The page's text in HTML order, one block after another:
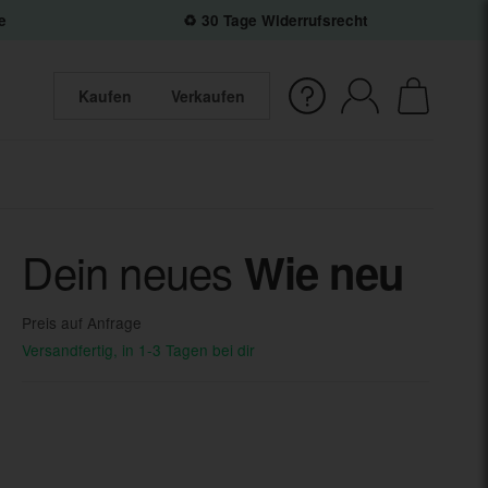
♻️ 30 Tage Widerrufsrecht
Kaufen Verkaufen
Dein neues Wie neu
Preis auf Anfrage
Versandfertig, in 1-3 Tagen bei dir